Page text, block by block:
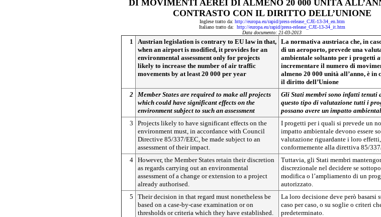
DI MOVIMENTI AEREI DI ALMENO 20 000 UNITÀ
CONTRASTO CON IL DIRITTO DELL’UNIONE
Inglese tratto da: http://europa.eu/rapid/press-release_CJE-13-34_en.htm
Italiano tratto da: http://europa.eu/rapid/press-release_CJE-13-34_it.htm
Data documento: 21-03-2013
1
Austrian legislation is contrary to EU law in that,
when an airport is modified, it provides for an
environmental assessment only for projects
likely to increase the number of air traffic
movements by at least 20 000 per year
La normativa austriaca che, in
di un aeroporto, prevede una
ambientale soltanto per i progetti
incrementare il numero di
almeno 20 000 unità all’anno, è in
il diritto dell’Unione
2 Member States are required to make all projects
which could have significant effects on the
environment subject to such an assessment
Gli Stati membri sono infatti tenuti
questo tipo di valutazione tutti i
possano avere un impatto
3
Projects likely to have significant effects on the
environment must, in accordance with Council
Directive 85/337/EEC, be made subject to an
assessment of their impact.
I progetti per i quali si prevede un
impatto ambientale devono essere
valutazione riguardante i loro effetti,
conformemente alla direttiva 85/
4 However, the Member States retain their discretion
as regards carrying out an environmental
assessment of a change or extension to a project
already authorised.
Tuttavia, gli Stati membri
discrezionale nel decidere se
modifica o l’ampliamento di un
autorizzato.
5
Their decision in that regard must nonetheless be
based on a case-by-case examination or on
thresholds or criteria which they have established.
La loro decisione deve però basarsi
caso per caso, o su soglie o criteri
predeterminato.